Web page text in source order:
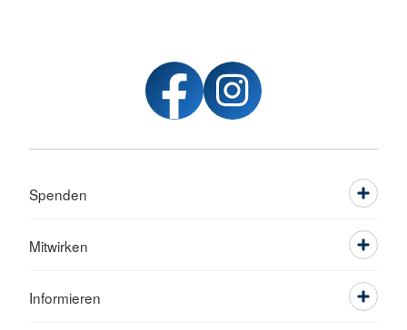
Spenden
Mitwirken
Informieren